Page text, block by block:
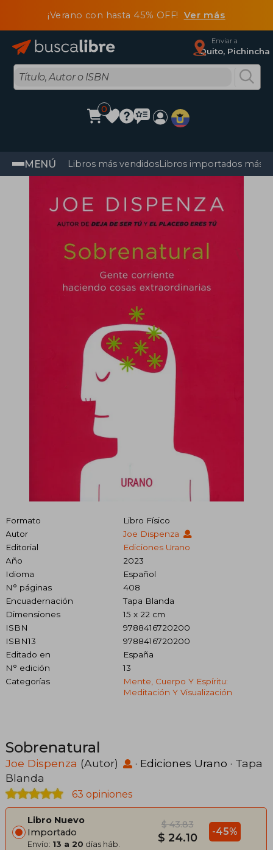
¡Verano con hasta 45% OFF! Ver más
Enviar a
Quito, Pichincha
0
MENÚ Libros más vendidosLibros importados más
Formato
Libro Físico
Autor
Joe Dispenza
Editorial
Ediciones Urano
Año
2023
Idioma
Español
N° páginas
408
Encuadernación
Tapa Blanda
Dimensiones
15 x 22 cm
ISBN
9788416720200
ISBN13
9788416720200
Editado en
España
N° edición
13
Categorías
Mente, Cuerpo Y Espíritu:
Meditación Y Visualización
Sobrenatural
Joe Dispenza (Autor) · Ediciones Urano · Tapa
Blanda
63 opiniones
Libro Nuevo
Importado
Envío: 13 a 20 días háb.
$ 43.83
$ 24.10 -45%